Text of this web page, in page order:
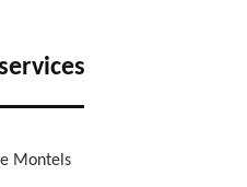
Montels